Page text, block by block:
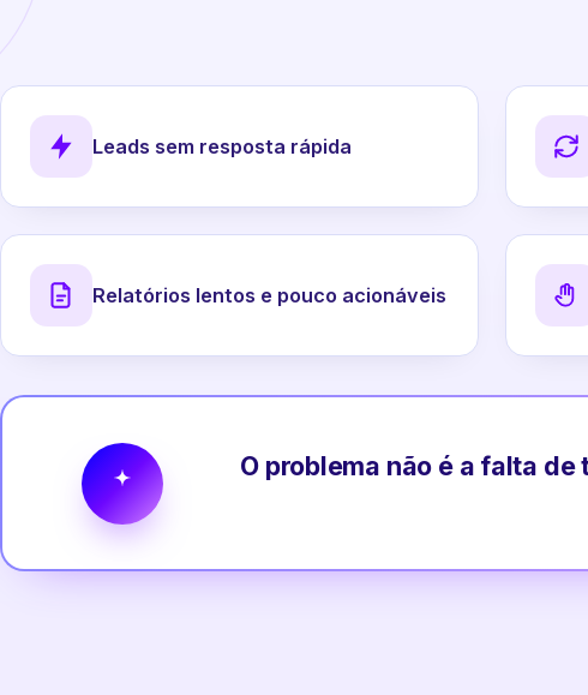
Leads sem resposta rápida
Relatórios lentos e pouco acionáveis
O problema não é a falta